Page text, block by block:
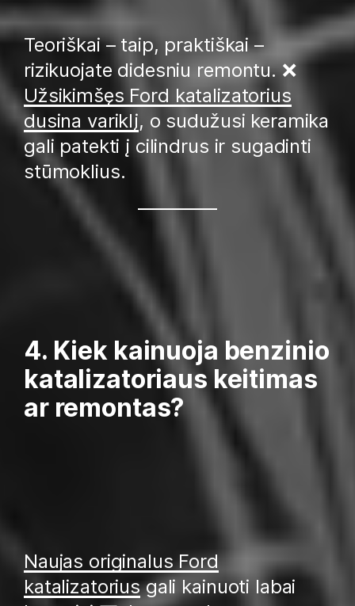
Teoriškai – taip, praktiškai –
rizikuojate didesniu remontu. ❌
Užsikimšęs Ford katalizatorius
dusina variklį, o sudužusi keramika
gali patekti į cilindrus ir sugadinti
stūmoklius.
4. Kiek kainuoja benzinio
katalizatoriaus keitimas
ar remontas?
Naujas originalus Ford
katalizatoriusgali kainuoti labai